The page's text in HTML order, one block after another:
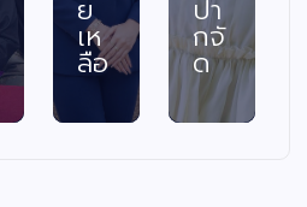
ย
เห
ลือ
ปา
กจั
ด